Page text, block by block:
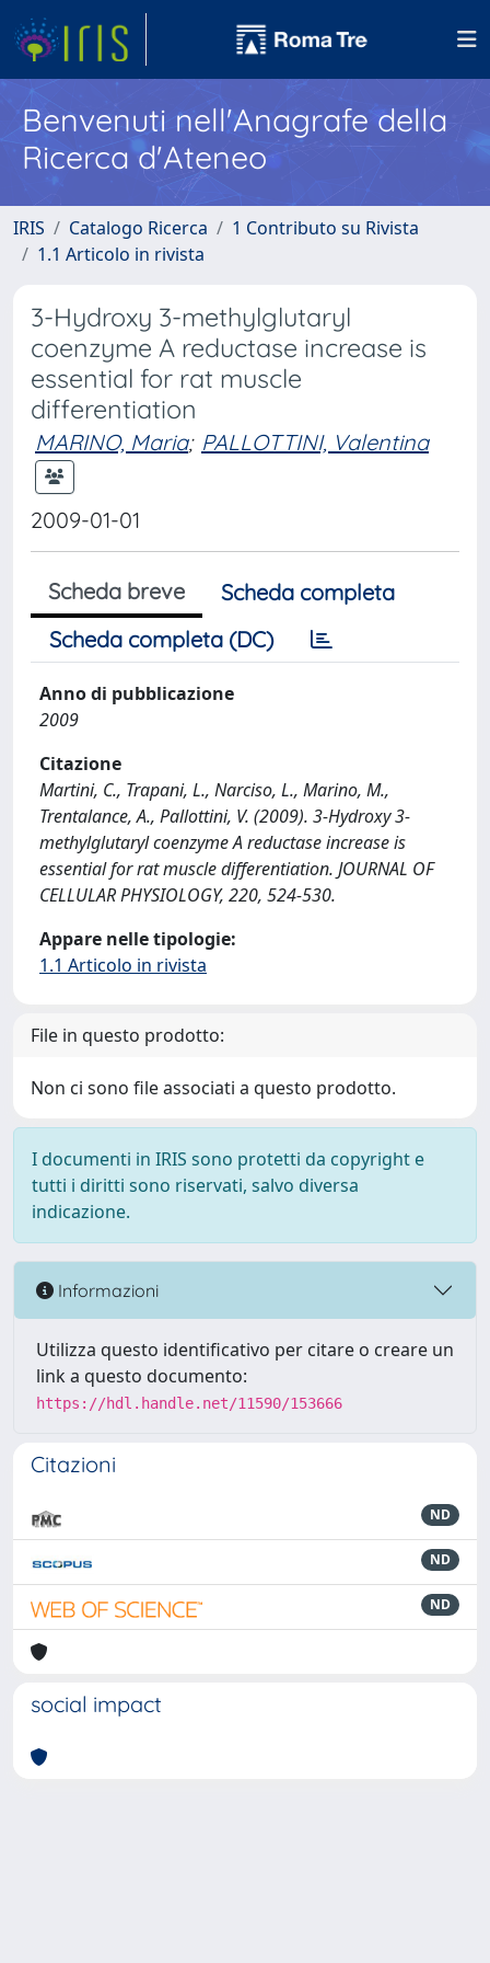
Benvenuti nell'Anagrafe della
Ricerca d'Ateneo
IRIS Catalogo Ricerca
1 Contributo su Rivista
1.1 Articolo in rivista
3-Hydroxy 3-methylglutaryl
coenzyme A reductase increase is
essential for rat muscle
differentiation
MARINO, Maria; PALLOTTINI, Valentina
2009-01-01
Scheda breve
Scheda completa
Scheda completa (DC)
Anno di pubblicazione
2009
Citazione
Martini, C., Trapani, L., Narciso, L., Marino, M.,
Trentalance, A., Pallottini, V. (2009). 3-Hydroxy 3-
methylglutaryl coenzyme A reductase increase is
essential for rat muscle differentiation. JOURNAL OF
CELLULAR PHYSIOLOGY, 220, 524-530.
Appare nelle tipologie:
1.1 Articolo in rivista
File in questo prodotto:
Non ci sono file associati a questo prodotto.
I documenti in IRIS sono protetti da copyright e
tutti i diritti sono riservati, salvo diversa
indicazione.
Informazioni
Utilizza questo identificativo per citare o creare un
link a questo documento:
https://hdl.handle.net/11590/153666
Citazioni
ND
ND
ND
social impact